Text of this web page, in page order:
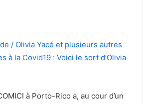
/ Olivia Yacé et plusieurs autres
à la Covid19 : Voici le sort d’Olivia
à Porto-Rico a, au cour d’un